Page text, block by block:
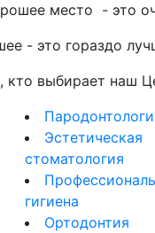
место - это
- это гораздо
выбирает наш
Эстетическая
стоматология
гигиена
Ортодонтия